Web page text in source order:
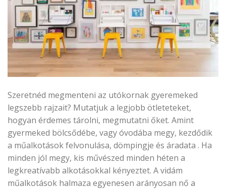
Szeretnéd megmenteni az utókornak gyeremeked
legszebb rajzait? Mutatjuk a legjobb ötleteteket,
hogyan érdemes tárolni, megmutatni őket. Amint
gyermeked bölcsődébe, vagy óvodába megy, kezdődik
a műalkotások felvonulása, dömpingje és áradata . Ha
minden jól megy, kis művészed minden héten a
legkreatívabb alkotásokkal kényeztet. A vidám
műalkotások halmaza egyenesen arányosan nő a